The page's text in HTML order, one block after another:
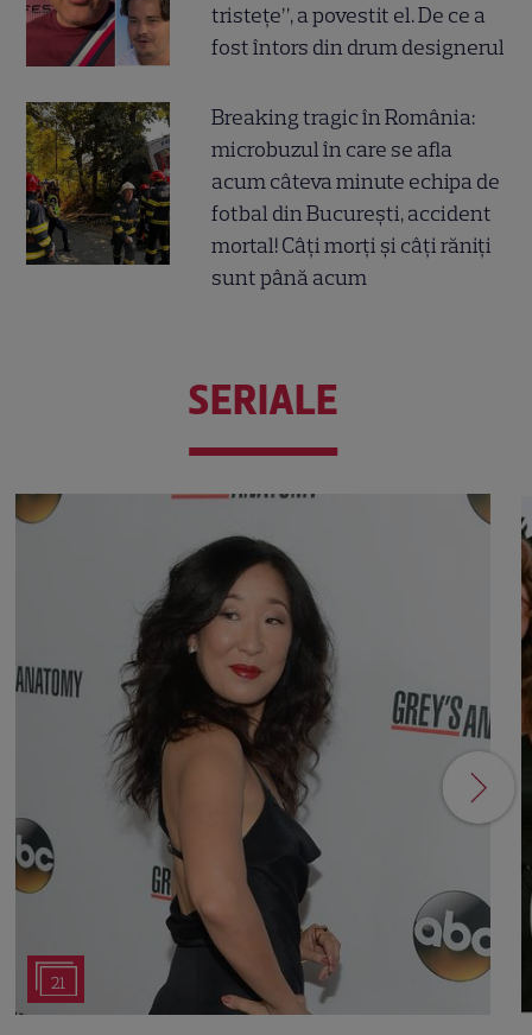
tristețe”, a povestit el. De ce a
fost întors din drum designerul
Breaking tragic în România:
microbuzul în care se afla
acum câteva minute echipa de
fotbal din București, accident
mortal! Câți morți și câți răniți
sunt până acum
SERIALE
21